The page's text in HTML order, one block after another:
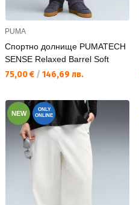
PUMA
Спортно долнище PUMATECH
SENSE Relaxed Barrel Soft
Текуща цена:
75,00 € / 146,69 лв.
NEW
ONLY
ONLINE